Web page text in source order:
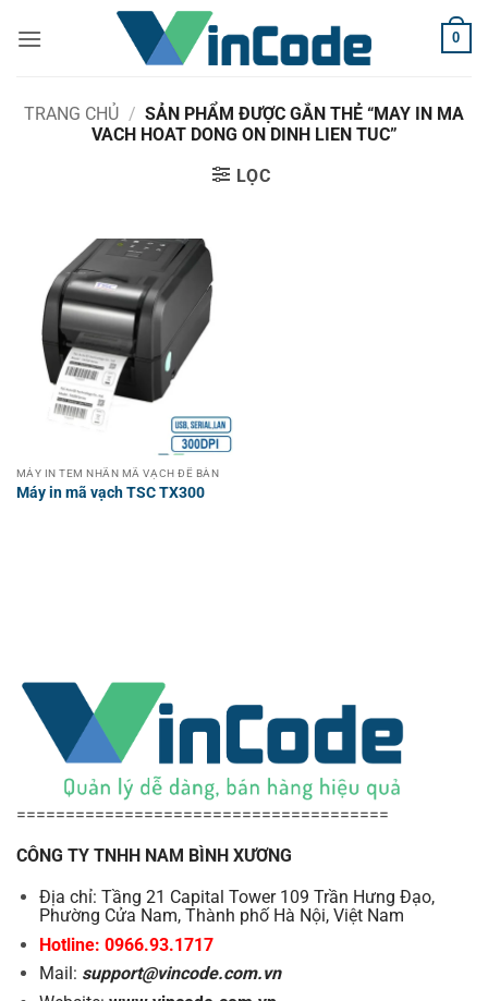
qua
0
TRANG CHỦ / SẢN PHẨM ĐƯỢC GẮN THẺ “MAY IN MA
VACH HOAT DONG ON DINH LIEN TUC”
LỌC
MÁY IN TEM NHÃN MÃ VẠCH ĐỂ BÀN
Máy in mã vạch TSC TX300
======================================
CÔNG TY TNHH NAM BÌNH XƯƠNG
Địa chỉ: Tầng 21 Capital Tower 109 Trần Hưng Đạo,
Phường Cửa Nam, Thành phố Hà Nội, Việt Nam
Hotline: 0966.93.1717
Mail: support@vincode.com.vn